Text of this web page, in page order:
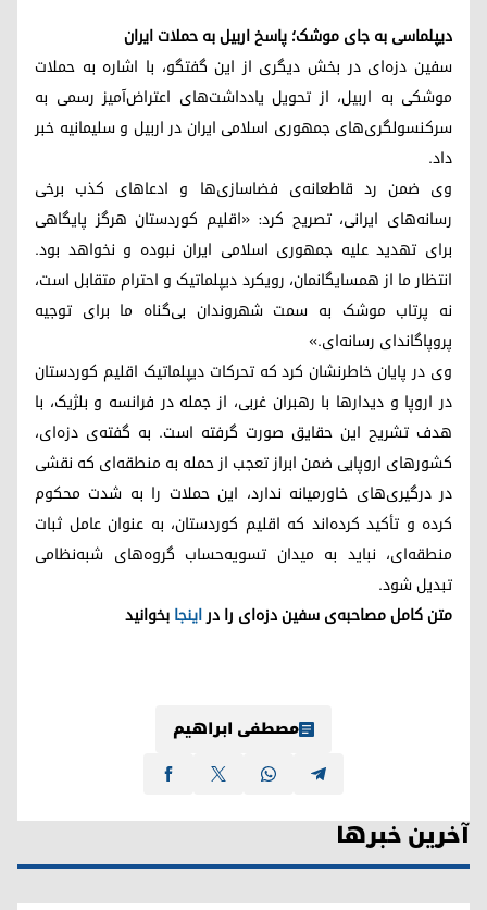
دیپلماسی به جای موشک؛ پاسخ اربیل به حملات ایران
سفین دزه‌ای در بخش دیگری از این گفتگو، با اشاره به حملات
موشکی به اربیل، از تحویل یادداشت‌های اعتراض‌آمیز رسمی به
سرکنسولگری‌های جمهوری اسلامی ایران در اربیل و سلیمانیه خبر
داد.
وی ضمن رد قاطعانه‌ی فضاسازی‌ها و ادعاهای کذب برخی
رسانه‌های ایرانی، تصریح کرد: «اقلیم کوردستان هرگز پایگاهی
برای تهدید علیه جمهوری اسلامی ایران نبوده و نخواهد بود.
انتظار ما از همسایگانمان، رویکرد دیپلماتیک و احترام متقابل است،
نه پرتاب موشک به سمت شهروندان بی‌گناه‌ ما برای توجیه
پروپاگاندای رسانه‌ای.»
وی در پایان خاطرنشان کرد که تحرکات دیپلماتیک اقلیم کوردستان
در اروپا و دیدارها با رهبران غربی، از جمله در فرانسه و بلژیک، با
هدف تشریح این حقایق صورت گرفته است. به گفته‌ی دزه‌ای،
کشورهای اروپایی ضمن ابراز تعجب از حمله به منطقه‌ای که نقشی
در درگیری‌های خاورمیانه ندارد، این حملات را به شدت محکوم
کرده و تأکید کرده‌اند که اقلیم کوردستان، به عنوان عامل ثبات
منطقه‌ای، نباید به میدان تسویه‌حساب گروه‌های شبه‌نظامی
تبدیل شود.
متن کامل مصاحبه‌ی سفین دزه‌ای را دراینجابخوانید
مصطفی ابراهیم
آخرین خبرها